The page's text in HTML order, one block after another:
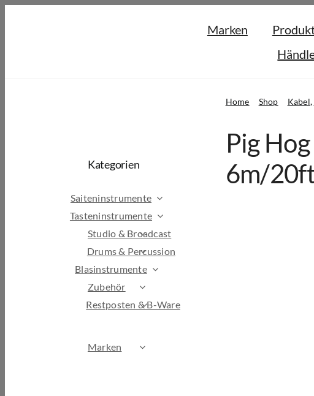
Marken
Home Shop Kabel
Kategorien
Saiteninstrumente
Tasteninstrumente
Studio & Broadcast
Drums & Percussion
Blasinstrumente
Zubehör
Restposten & B-Ware
Marken
Pig
6m/